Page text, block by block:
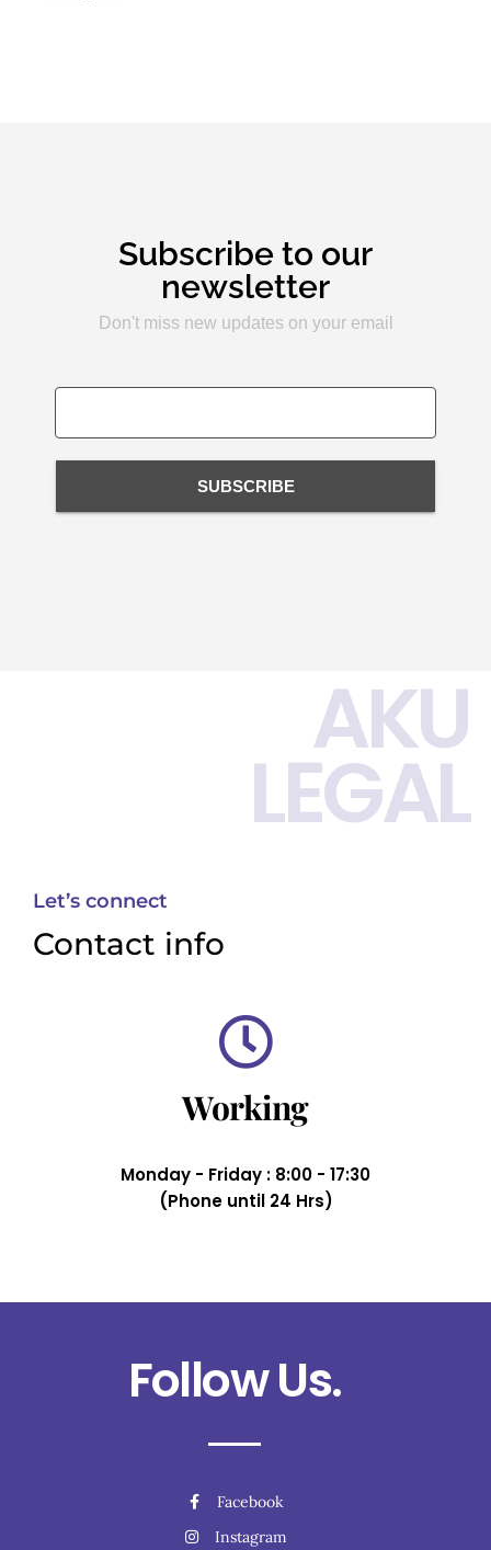
Subscribe to our
newsletter
Don't miss new updates on your email
SUBSCRIBE
AKU
LEGAL
Let’s connect
Contact info
Working
Monday - Friday : 8:00 - 17:30
(Phone until 24 Hrs)
Follow Us.
Facebook
Instagram